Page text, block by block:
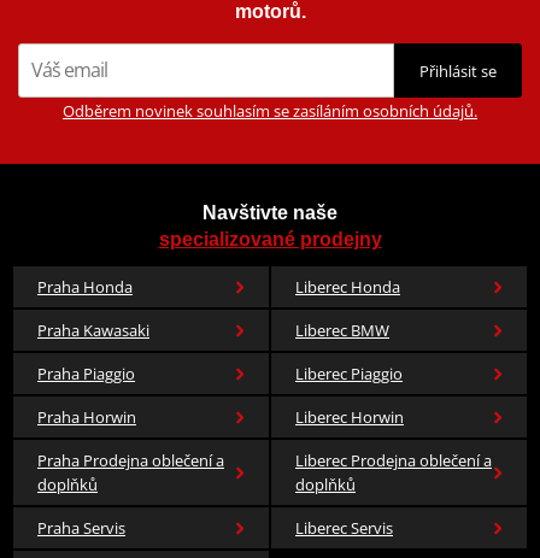
Zobrazit všechny produkty
motorů.
Přihlásit se
Odběrem novinek souhlasím se zasíláním osobních údajů.
Navštivte naše
specializované prodejny
Praha Honda
Liberec Honda
Praha Kawasaki
Liberec BMW
Praha Piaggio
Liberec Piaggio
Praha Horwin
Liberec Horwin
Praha Prodejna oblečení a
doplňků
Liberec Prodejna oblečení a
doplňků
Praha Servis
Liberec Servis